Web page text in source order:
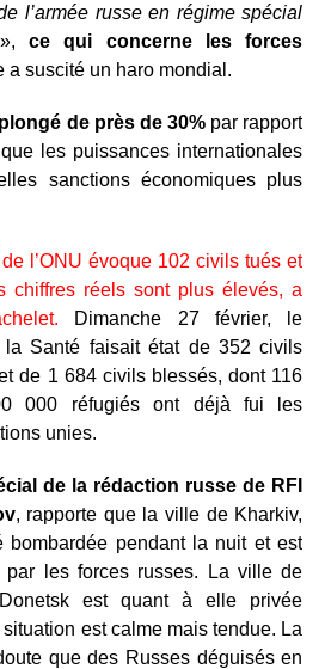
l’armée russe en régime spécial
ce qui concerne les forces
a suscité un haro mondial.
de près de 30% par rapport
les puissances internationales
sanctions économiques plus
l’ONU évoque 102 civils tués et
chiffres réels sont plus élevés, a
Dimanche 27 février, le
la Santé faisait état de 352 civils
de 1 684 civils blessés, dont 116
000 réfugiés ont déjà fui les
unies.
de la rédaction russe de RFI
, rapporte que la ville de Kharkiv,
pendant la nuit et est
par les forces russes. La ville de
est quant à elle privée
est calme mais tendue. La
que des Russes déguisés en